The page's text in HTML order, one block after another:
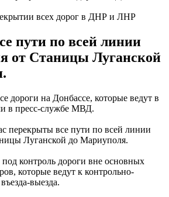
всех дорог в ДНР и ЛНР
пути по всей линии
от Станицы Луганской
дороги на Донбассе, которые ведут в
в пресс-службе МВД.
перекрыты все пути по всей линии
Луганской до Мариуполя.
контроль дороги вне основных
которые ведут к контрольно-
выезда.